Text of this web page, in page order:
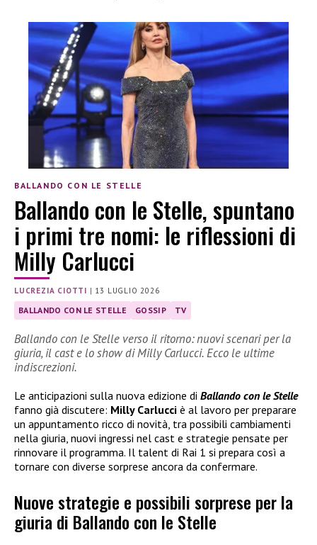
BALLANDO CON LE STELLE
Ballando con le Stelle, spuntano
i primi tre nomi: le riflessioni di
Milly Carlucci
LUCREZIA CIOTTI | 13 LUGLIO 2026
BALLANDO CON LE STELLE GOSSIP TV
Ballando con le Stelle verso il ritorno: nuovi scenari per la
giuria, il cast e lo show di Milly Carlucci. Ecco le ultime
indiscrezioni.
Le anticipazioni sulla nuova edizione di Ballando con le Stelle
fanno già discutere: Milly Carlucci è al lavoro per preparare
un appuntamento ricco di novità, tra possibili cambiamenti
nella giuria, nuovi ingressi nel cast e strategie pensate per
rinnovare il programma. Il talent di Rai 1 si prepara così a
tornare con diverse sorprese ancora da confermare.
Nuove strategie e possibili sorprese per la
giuria di Ballando con le Stelle